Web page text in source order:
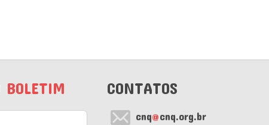
BOLETIM CONTATOS
cnq@cnq.org.br